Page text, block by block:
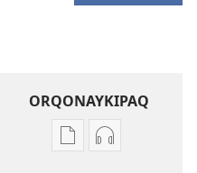
ORQONAYKIPAQ
Kaypi Kaypin